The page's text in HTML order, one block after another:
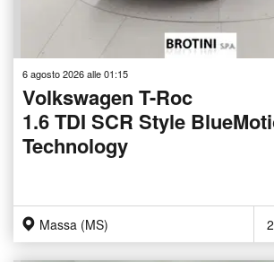
6 agosto 2026 alle 01:15
Volkswagen T-Roc
1.6 TDI SCR Style
Technology
Massa (MS)